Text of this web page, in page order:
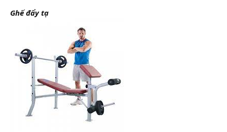
Ghế đẩy tạ